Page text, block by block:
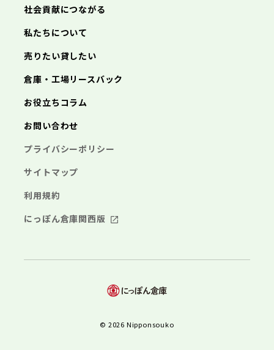
社会貢献につながる
私たちについて
売りたい貸したい
倉庫・工場リースバック
お役立ちコラム
お問い合わせ
プライバシーポリシー
サイトマップ
利用規約
にっぽん倉庫関西版
© 2026 Nipponsouko